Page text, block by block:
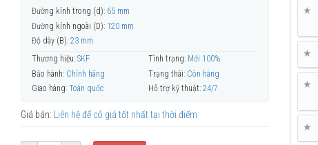
Đường kính trong (d): 65 mm
Đường kính ngoài (D): 120 mm
Độ dày (B): 23 mm
Thương hiệu: SKF Tình trạng: Mới 100%
Bảo hành: Chính hãng Trạng thái: Còn hàng
Giao hàng: Toàn quốc Hỗ trợ kỹ thuật: 24/7
Giá bán: Liên hệ để có giá tốt nhất tại thời điểm
★
★
★
★